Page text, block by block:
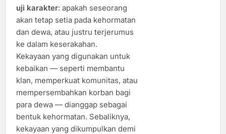
uji karakter: apakah seseorang
akan tetap setia pada kehormatan
dan dewa, atau justru terjerumus
ke dalam keserakahan.
Kekayaan yang digunakan untuk
kebaikan — seperti membantu
klan, memperkuat komunitas, atau
mempersembahkan korban bagi
para dewa — dianggap sebagai
bentuk kehormatan. Sebaliknya,
kekayaan yang dikumpulkan demi